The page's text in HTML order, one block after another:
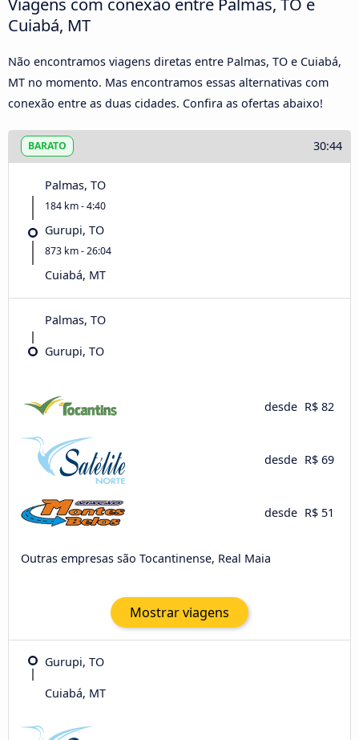
Cuiabá, MT
Não encontramos viagens diretas entre Palmas, TO e Cuiabá,
MT no momento. Mas encontramos essas alternativas com
conexão entre as duas cidades. Confira as ofertas abaixo!
BARATO 30:44
Palmas, TO
184 km - 4:40
Gurupi, TO
873 km - 26:04
Cuiabá, MT
Palmas, TO
Gurupi, TO
desde R$ 82
desde R$ 69
desde R$ 51
Outras empresas são Tocantinense, Real Maia
Mostrar viagens
Gurupi, TO
Cuiabá, MT